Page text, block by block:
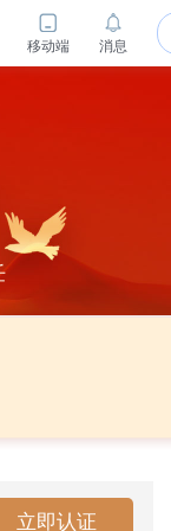
移动端 消息
立即认证